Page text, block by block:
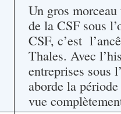
Un gros
de la CSF sous
CSF, c’est
Thales. Avec
entreprises sous
aborde la
vue